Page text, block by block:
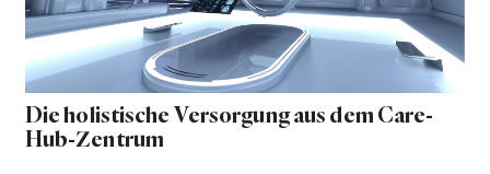
Die holistische Versorgung aus dem Care-
Hub-Zentrum